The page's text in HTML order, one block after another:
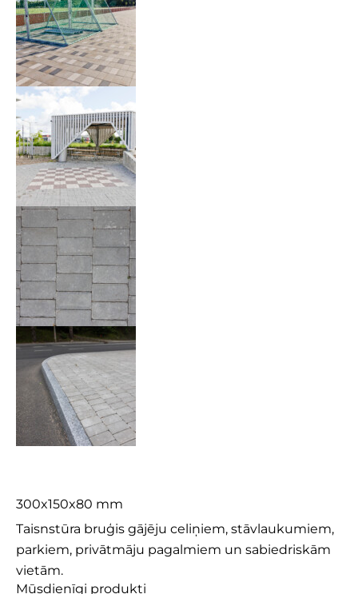
300x150x80 mm
Taisnstūra bruģis gājēju celiņiem, stāvlaukumiem,
parkiem, privātmāju pagalmiem un sabiedriskām
vietām.
Mūsdienīgi produkti